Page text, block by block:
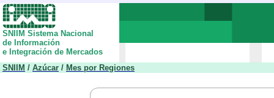
SNIIM Sistema Nacional
de Información
e Integración de Mercados
SNIIM / Azúcar / Mes por Regiones